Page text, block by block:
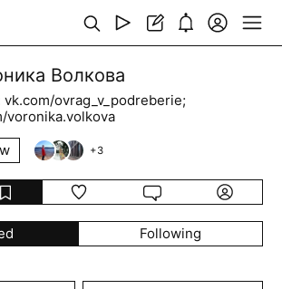
Волкова
vk.com/ovrag_v_podreberie;
voronika.volkova
+3
Following